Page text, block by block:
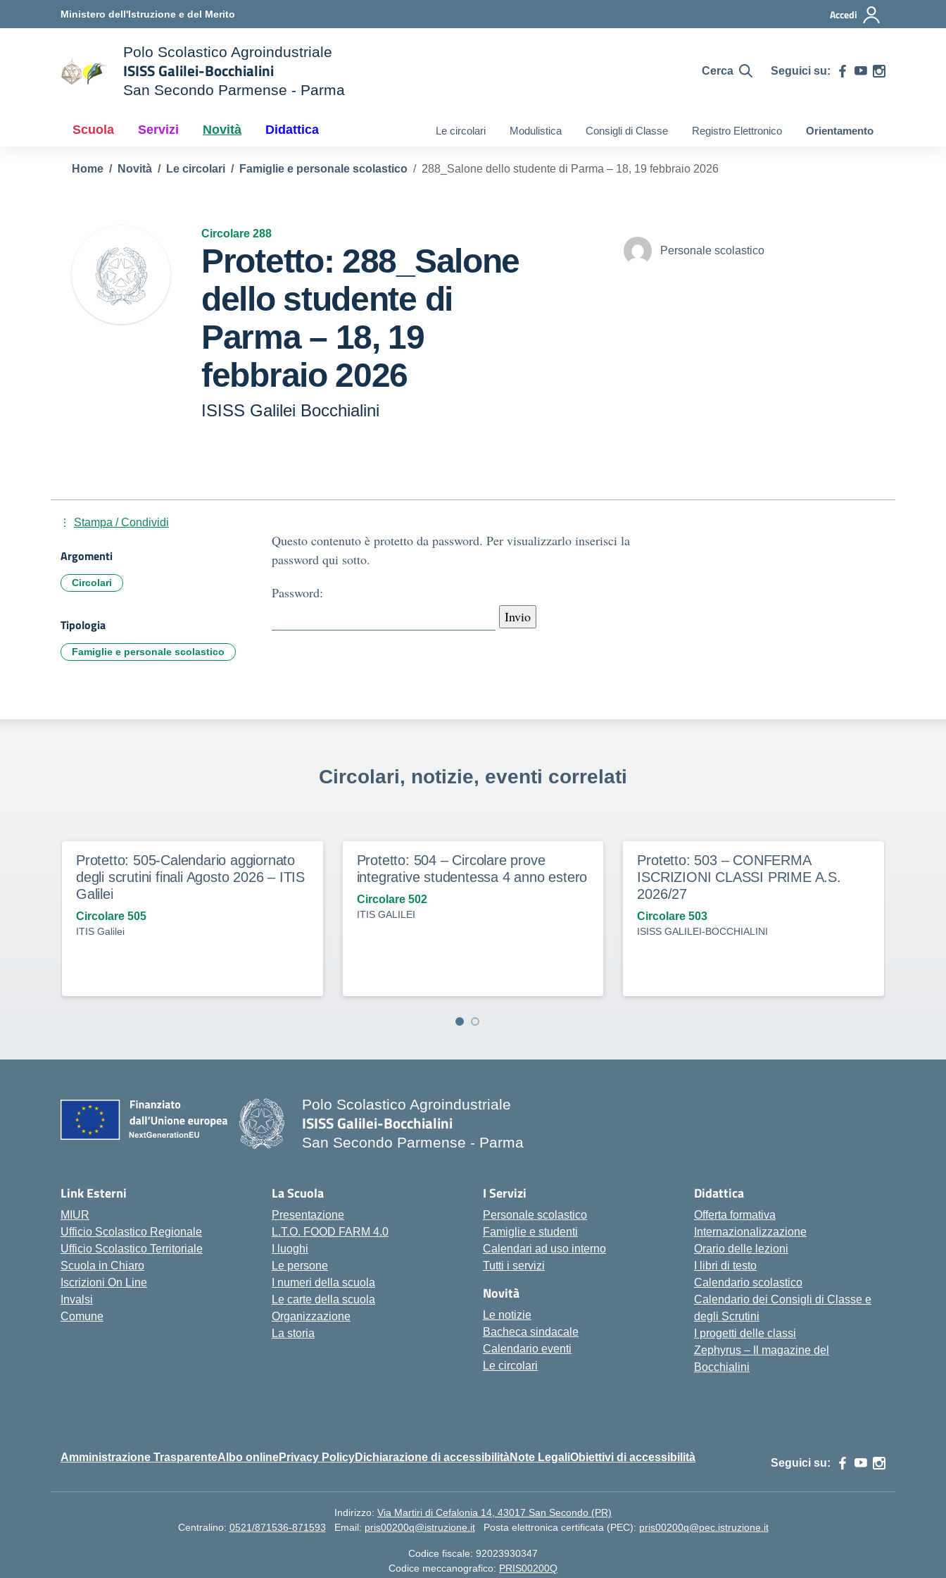
Ministero dell'Istruzione e del Merito Accedi
Polo Scolastico Agroindustriale
ISISS Galilei-Bocchialini
San Secondo Parmense - Parma
Cerca Seguici su:
Scuola Servizi Novità Didattica Le circolari Modulistica Consigli di Classe Registro Elettronico Orientamento
Home Novità Le circolari Famiglie e personale scolastico 288_Salone dello studente di Parma – 18, 19 febbraio 2026
Circolare 288
Protetto: 288_Salone
dello studente di
Parma – 18, 19
febbraio 2026
ISISS Galilei Bocchialini
Personale scolastico
Questo contenuto è protetto da password. Per visualizzarlo inserisci la
password qui sotto.
Password:
Stampa / Condividi
Argomenti
Circolari
Tipologia
Famiglie e personale scolastico
Circolari, notizie, eventi correlati
Protetto: 505-Calendario aggiornato
degli scrutini finali Agosto 2026 – ITIS
Galilei
Circolare 505
ITIS Galilei
Protetto: 504 – Circolare prove
integrative studentessa 4 anno estero
Circolare 502
ITIS GALILEI
Protetto: 503 – CONFERMA
ISCRIZIONI CLASSI PRIME A.S.
2026/27
Circolare 503
ISISS GALILEI-BOCCHIALINI
Polo Scolastico Agroindustriale
ISISS Galilei-Bocchialini
San Secondo Parmense - Parma
Link Esterni
MIUR
Ufficio Scolastico Regionale
Ufficio Scolastico Territoriale
Scuola in Chiaro
Iscrizioni On Line
Invalsi
Comune
La Scuola
Presentazione
L.T.O. FOOD FARM 4.0
I luoghi
Le persone
I numeri della scuola
Le carte della scuola
Organizzazione
La storia
I Servizi
Personale scolastico
Famiglie e studenti
Calendari ad uso interno
Tutti i servizi
Novità
Le notizie
Bacheca sindacale
Calendario eventi
Le circolari
Didattica
Offerta formativa
Internazionalizzazione
Orario delle lezioni
I libri di testo
Calendario scolastico
Calendario dei Consigli di Classe e
degli Scrutini
I progetti delle classi
Zephyrus – Il magazine del
Bocchialini
Amministrazione TrasparenteAlbo onlinePrivacy PolicyDichiarazione di accessibilitàNote LegaliObiettivi di accessibilità Seguici su:
Indirizzo: Via Martiri di Cefalonia 14, 43017 San Secondo (PR)
Centralino: 0521/871536-871593 Email: pris00200q@istruzione.it Posta elettronica certificata (PEC): pris00200q@pec.istruzione.it
Codice fiscale: 92023930347
Codice meccanografico: PRIS00200Q